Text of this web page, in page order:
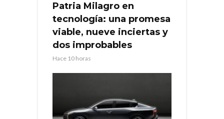
Patria Milagro en
tecnología: una promesa
viable, nueve inciertas y
dos improbables
Hace 10 horas